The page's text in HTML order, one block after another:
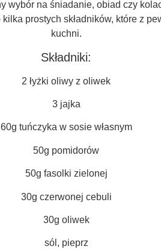
wybór na śniadanie, obiad czy
prostych składników, które z
kuchni.
Składniki:
2 łyżki oliwy z oliwek
3 jajka
60g tuńczyka w sosie własnym
50g pomidorów
50g fasolki zielonej
30g czerwonej cebuli
30g oliwek
sól, pieprz